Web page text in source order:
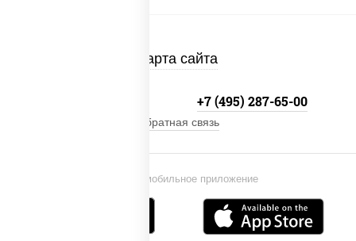
Карта сайта
Установи мобильное приложение
+7 (495) 287-65-00
Обратная связь